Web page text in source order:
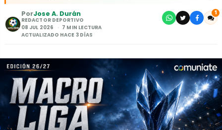
PorJose A. Durán
REDACTOR DEPORTIVO
08 JUL 2026
7 MIN LECTURA
ACTUALIZADO HACE 3 DÍAS
1